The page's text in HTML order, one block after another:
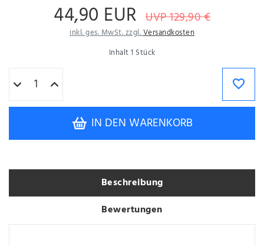
44,90 EUR UVP 129,90 €
inkl. ges. MwSt. zzgl.Versandkosten
Inhalt1 Stück
IN DEN WARENKORB
Beschreibung
Bewertungen